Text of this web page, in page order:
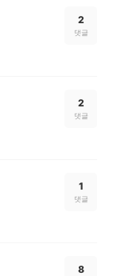
2
댓글
2
댓글
1
댓글
8